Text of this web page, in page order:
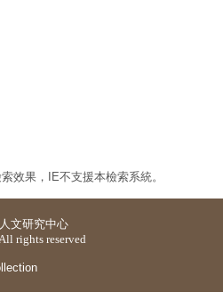
效果，IE不支援本檢索系統。
文研究中心
rights reserved